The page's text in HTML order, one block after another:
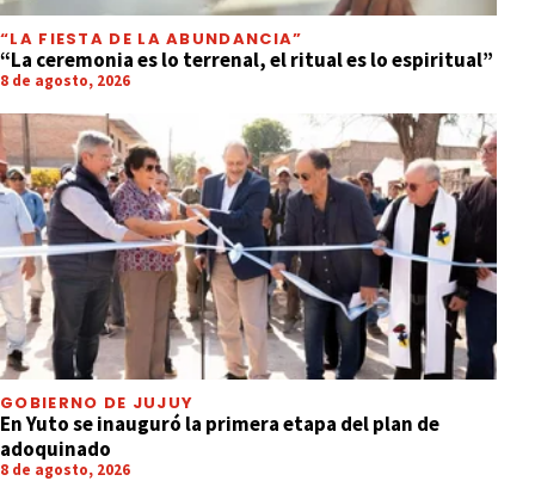
“LA FIESTA DE LA ABUNDANCIA”
“La ceremonia es lo terrenal, el ritual es lo espiritual”
8 de agosto, 2026
GOBIERNO DE JUJUY
En Yuto se inauguró la primera etapa del plan de
adoquinado
8 de agosto, 2026